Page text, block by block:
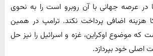
در عرصه جهانی با آن روبرو است را به نحوی
هزینه اضافی پرداخت نکند. ترامپ در همین
که موضوع اوکراین، غزه و اسرائیل را نیز حل
اصلی خود بپردازد.